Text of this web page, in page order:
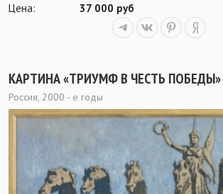
Цена:
37 000 руб
КАРТИНА «ТРИУМФ В ЧЕСТЬ ПОБЕДЫ»
Россия, 2000 - е годы